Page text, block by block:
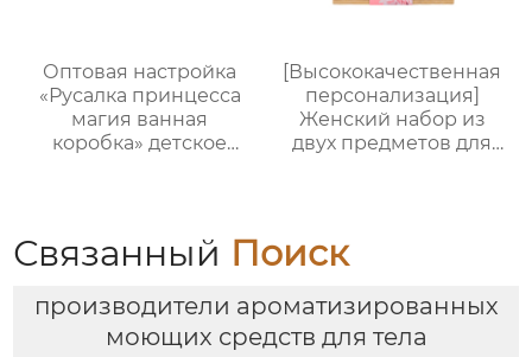
Оптовая настройка
«Русалка принцесса
магия ванная
коробка» детское
ароматом + бомбочка
“Рыбий хвост” + пена
заказ, прямые
поставки с фабрики
[Высококачественная
персонализация]
Женский набор из
двух предметов для
подносом, три
упаковки,
праздничный
Связанный Поиск
производители ароматизированных
моющих средств для тела